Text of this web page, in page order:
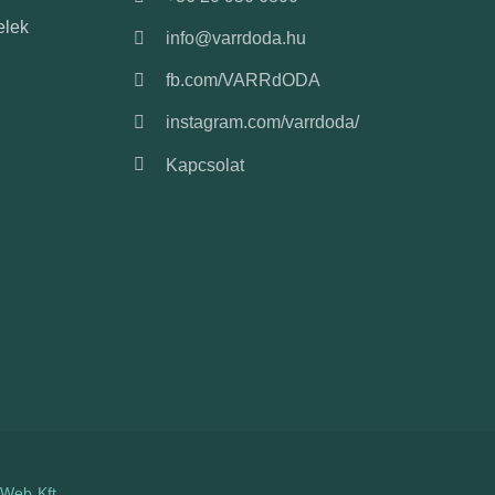
info@varrdoda.hu
fb.com/VARRdODA
instagram.com/varrdoda/
Kapcsolat